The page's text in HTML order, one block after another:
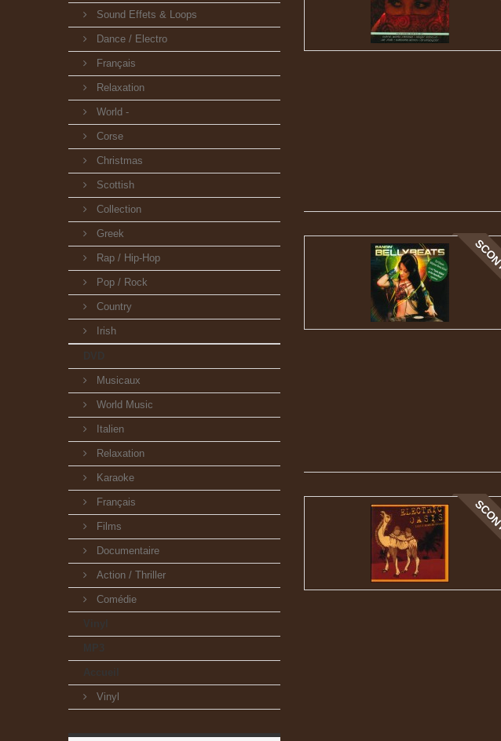
Sound Effets & Loops
Dance / Electro
Français
Relaxation
World -
Corse
Christmas
Scottish
Collection
Greek
Rap / Hip-Hop
Pop / Rock
Country
Irish
Musicaux
World Music
Italien
Relaxation
Karaoke
Français
Films
Documentaire
Action / Thriller
Comédie
Accueil
Vinyl